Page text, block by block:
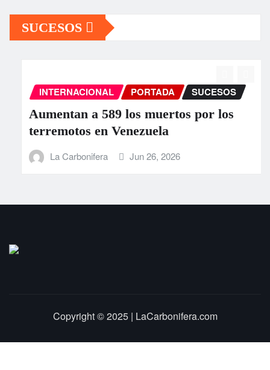
SUCESOS
INTERNACIONAL PORTADA SUCESOS
Aumentan a 589 los muertos por los
terremotos en Venezuela
La Carbonifera Jun 26, 2026
Copyright © 2025 | LaCarbonifera.com